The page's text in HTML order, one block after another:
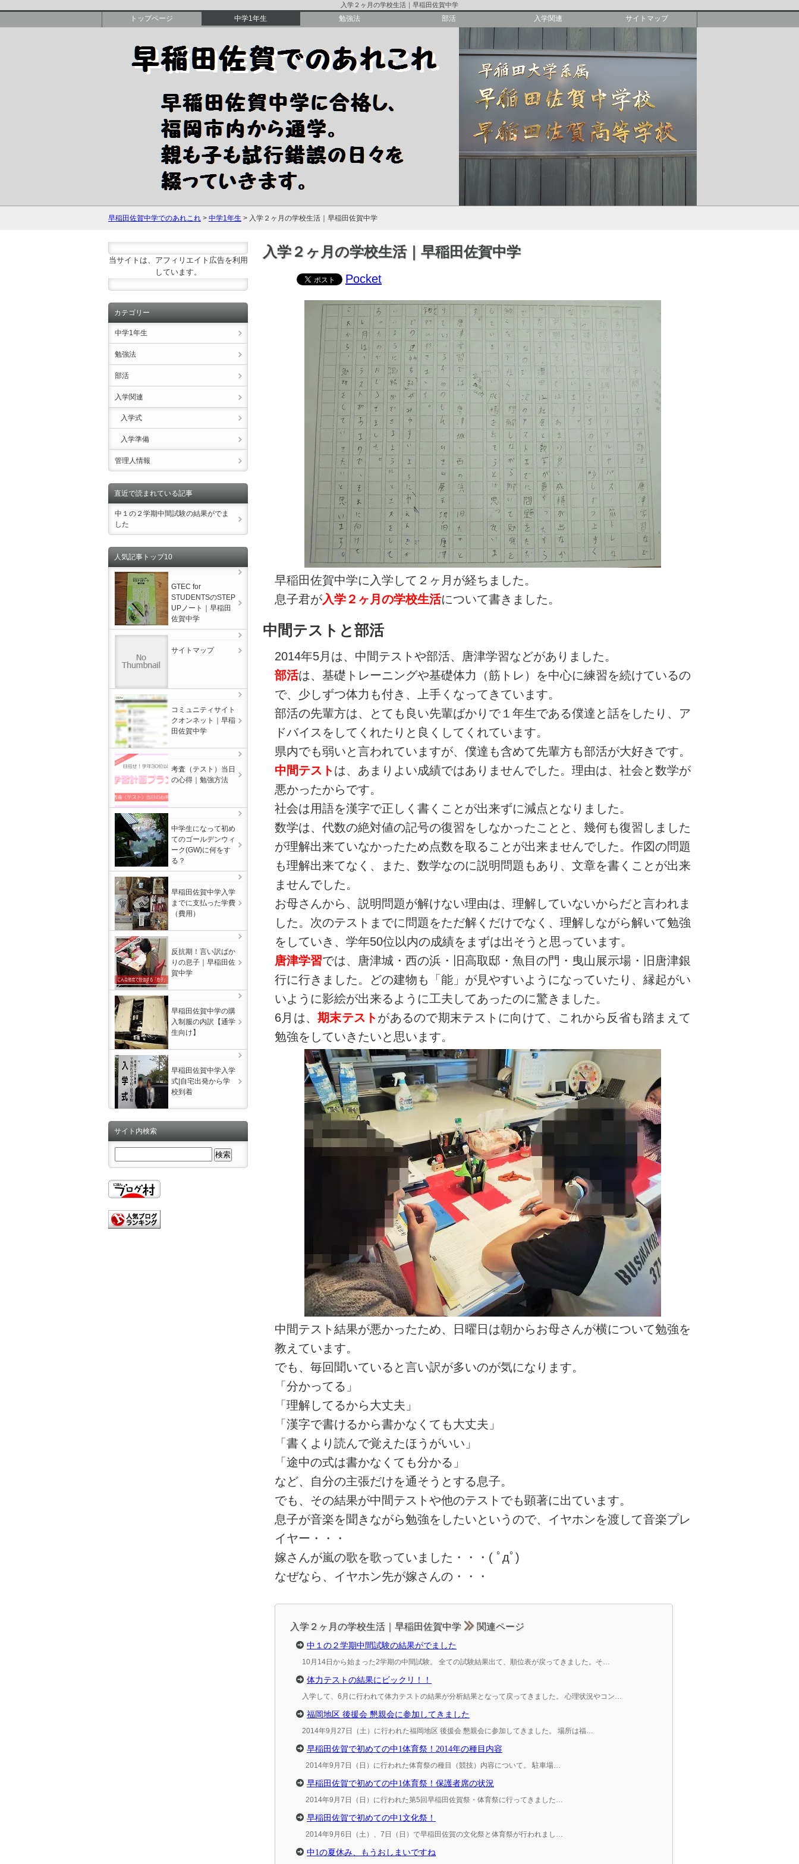
入学２ヶ月の学校生活｜早稲田佐賀中学
トップページ 中学1年生 勉強法 部活
入学関連
サイトマップ
早稲田佐賀中学でのあれこれ > 中学1年生 > 入学２ヶ月の学校生活｜早稲田佐賀中学
入学２ヶ月の学校生活｜早稲田佐賀中学
Pocket
早稲田佐賀中学に入学して２ヶ月が経ちました。
息子君が入学２ヶ月の学校生活について書きました。
中間テストと部活
2014年5月は、中間テストや部活、唐津学習などがありました。
部活は、基礎トレーニングや基礎体力（筋トレ）を中心に練習を続けているの
で、少しずつ体力も付き、上手くなってきています。
部活の先輩方は、とても良い先輩ばかりで１年生である僕達と話をしたり、ア
ドバイスをしてくれたりと良くしてくれています。
県内でも弱いと言われていますが、僕達も含めて先輩方も部活が大好きです。
中間テストは、あまりよい成績ではありませんでした。理由は、社会と数学が
悪かったからです。
社会は用語を漢字で正しく書くことが出来ずに減点となりました。
数学は、代数の絶対値の記号の復習をしなかったことと、幾何も復習しました
が理解出来ていなかったため点数を取ることが出来ませんでした。作図の問題
も理解出来てなく、また、数学なのに説明問題もあり、文章を書くことが出来
ませんでした。
お母さんから、説明問題が解けない理由は、理解していないからだと言われま
した。次のテストまでに問題をただ解くだけでなく、理解しながら解いて勉強
をしていき、学年50位以内の成績をまずは出そうと思っています。
唐津学習では、唐津城・西の浜・旧高取邸・魚目の門・曳山展示場・旧唐津銀
行に行きました。どの建物も「能」が見やすいようになっていたり、縁起がい
いように影絵が出来るように工夫してあったのに驚きました。
6月は、期末テストがあるので期末テストに向けて、これから反省も踏まえて
勉強をしていきたいと思います。
中間テスト結果が悪かったため、日曜日は朝からお母さんが横について勉強を
教えています。
でも、毎回聞いていると言い訳が多いのが気になります。
「分かってる」
「理解してるから大丈夫」
「漢字で書けるから書かなくても大丈夫」
「書くより読んで覚えたほうがいい」
「途中の式は書かなくても分かる」
など、自分の主張だけを通そうとする息子。
でも、その結果が中間テストや他のテストでも顕著に出ています。
息子が音楽を聞きながら勉強をしたいというので、イヤホンを渡して音楽プレ
イヤー・・・
嫁さんが嵐の歌を歌っていました・・・( ﾟдﾟ)
なぜなら、イヤホン先が嫁さんの・・・
入学２ヶ月の学校生活｜早稲田佐賀中学 関連ページ
中１の２学期中間試験の結果がでました
10月14日から始まった2学期の中間試験。 全ての試験結果出て、順位表が戻ってきました。そ…
体力テストの結果にビックリ！！
入学して、6月に行われて体力テストの結果が分析結果となって戻ってきました。 心理状況やコン…
福岡地区 後援会 懇親会に参加してきました
2014年9月27日（土）に行われた福岡地区 後援会 懇親会に参加してきました。 場所は福…
早稲田佐賀で初めての中1体育祭！2014年の種目内容
2014年9月7日（日）に行われた体育祭の種目（競技）内容について。 駐車場…
早稲田佐賀で初めての中1体育祭！保護者席の状況
2014年9月7日（日）に行われた第5回早稲田佐賀祭・体育祭に行ってきました…
早稲田佐賀で初めての中1文化祭！
2014年9月6日（土）、7日（日）で早稲田佐賀の文化祭と体育祭が行われまし…
中1の夏休み、もうおしまいですね
当サイトは、アフィリエイト広告を利用
しています。
カテゴリー
中学1年生
勉強法
部活
入学関連
入学式
入学準備
管理人情報
直近で読まれている記事
中１の２学期中間試験の結果がでま
した
人気記事トップ10
GTEC for
STUDENTSのSTEP
UPノート｜早稲田
佐賀中学
サイトマップ
コミュニティサイト
クオンネット｜早稲
田佐賀中学
考査（テスト）当日
の心得｜勉強方法
中学生になって初め
てのゴールデンウィ
ーク(GW)に何をす
る？
早稲田佐賀中学入学
までに支払った学費
（費用）
反抗期！言い訳ばか
りの息子｜早稲田佐
賀中学
早稲田佐賀中学の購
入制服の内訳【通学
生向け】
早稲田佐賀中学入学
式|自宅出発から学
校到着
サイト内検索